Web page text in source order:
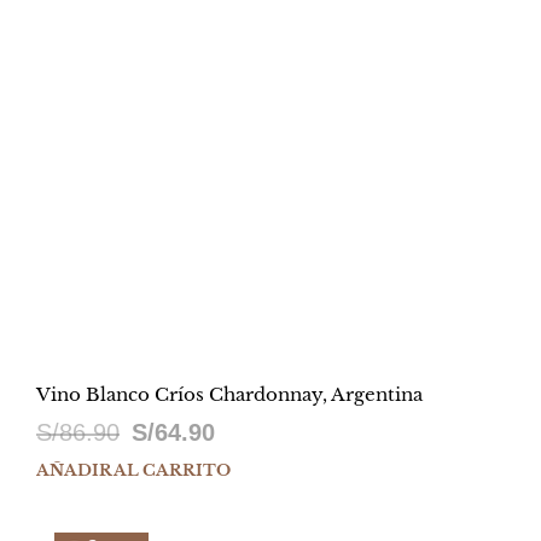
Vino Blanco Críos Chardonnay, Argentina
S/86.90 El
precio
S/64.90El
precio
AÑADIR AL CARRITO